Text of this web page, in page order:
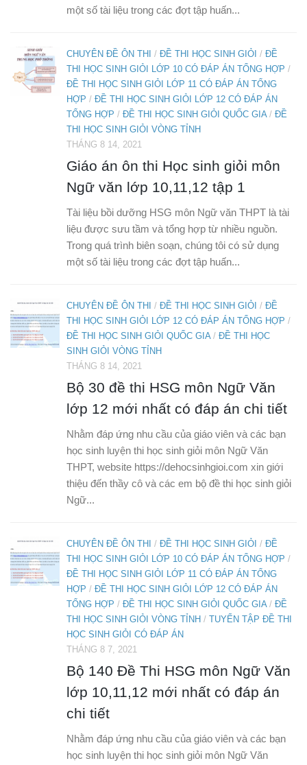
một số tài liệu trong các đợt tập huấn...
CHUYÊN ĐỀ ÔN THI / ĐỀ THI HỌC SINH GIỎI / ĐỀ
THI HỌC SINH GIỎI LỚP 10 CÓ ĐÁP ÁN TỔNG HỢP /
ĐỀ THI HỌC SINH GIỎI LỚP 11 CÓ ĐÁP ÁN TỔNG
HỢP / ĐỀ THI HỌC SINH GIỎI LỚP 12 CÓ ĐÁP ÁN
TỔNG HỢP / ĐỀ THI HỌC SINH GIỎI QUỐC GIA / ĐỀ
THI HỌC SINH GIỎI VÒNG TỈNH
THÁNG 8 14, 2021
Giáo án ôn thi Học sinh giỏi môn
Ngữ văn lớp 10,11,12 tập 1
Tài liệu bồi dưỡng HSG môn Ngữ văn THPT là tài
liệu được sưu tầm và tổng hợp từ nhiều nguồn.
Trong quá trình biên soạn, chúng tôi có sử dụng
một số tài liệu trong các đợt tập huấn...
CHUYÊN ĐỀ ÔN THI / ĐỀ THI HỌC SINH GIỎI / ĐỀ
THI HỌC SINH GIỎI LỚP 12 CÓ ĐÁP ÁN TỔNG HỢP /
ĐỀ THI HỌC SINH GIỎI QUỐC GIA / ĐỀ THI HỌC
SINH GIỎI VÒNG TỈNH
THÁNG 8 14, 2021
Bộ 30 đề thi HSG môn Ngữ Văn
lớp 12 mới nhất có đáp án chi tiết
Nhằm đáp ứng nhu cầu của giáo viên và các bạn
học sinh luyện thi học sinh giỏi môn Ngữ Văn
THPT, website https://dehocsinhgioi.com xin giới
thiệu đến thầy cô và các em bộ đề thi học sinh giỏi
Ngữ...
CHUYÊN ĐỀ ÔN THI / ĐỀ THI HỌC SINH GIỎI / ĐỀ
THI HỌC SINH GIỎI LỚP 10 CÓ ĐÁP ÁN TỔNG HỢP /
ĐỀ THI HỌC SINH GIỎI LỚP 11 CÓ ĐÁP ÁN TỔNG
HỢP / ĐỀ THI HỌC SINH GIỎI LỚP 12 CÓ ĐÁP ÁN
TỔNG HỢP / ĐỀ THI HỌC SINH GIỎI QUỐC GIA / ĐỀ
THI HỌC SINH GIỎI VÒNG TỈNH / TUYỂN TẬP ĐỀ THI
HỌC SINH GIỎI CÓ ĐÁP ÁN
THÁNG 8 7, 2021
Bộ 140 Đề Thi HSG môn Ngữ Văn
lớp 10,11,12 mới nhất có đáp án
chi tiết
Nhằm đáp ứng nhu cầu của giáo viên và các bạn
học sinh luyện thi học sinh giỏi môn Ngữ Văn